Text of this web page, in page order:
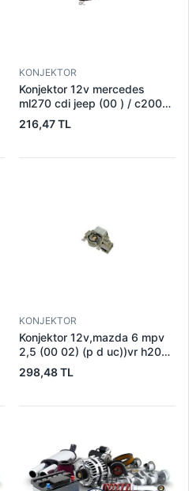
KONJEKTOR
Konjektor 12v mercedes
ml270 cdi jeep (00 ) / c200
c220cdi (su sogutmali alt,)
(vr b257) 235528
216,47 TL
KONJEKTOR
Konjektor 12v,mazda 6 mpv
2,5 (00 02) (p d uc))vr h2009
100 a866x46572
gy0118w70
298,48 TL